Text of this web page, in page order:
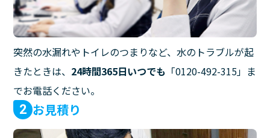
突然の水漏れやトイレのつまりなど、水のトラブルが起
きたときは、 24時間365日いつでも 「0120-492-315」ま
でお電話ください。
2 お見積り